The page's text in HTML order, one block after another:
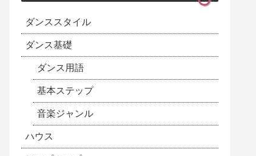
ダンススタイル
ダンス基礎
ダンス用語
基本ステップ
音楽ジャンル
ハウス